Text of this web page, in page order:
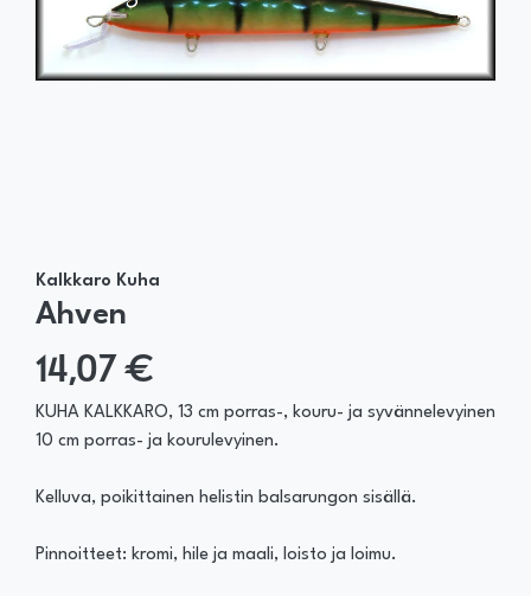
Kalkkaro Kuha
Ahven
14,07 €
KUHA KALKKARO, 13 cm porras-, kouru- ja syvännelevyinen
10 cm porras- ja kourulevyinen.
Kelluva, poikittainen helistin balsarungon sisällä.
Pinnoitteet: kromi, hile ja maali, loisto ja loimu.